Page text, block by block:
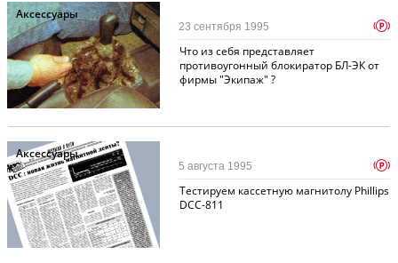
Аксессуары
Что из себя представляет
противоугонный блокиратор БЛ-ЭК от
фирмы "Экипаж" ?
23 сентября 1995 p
Аксессуары
Тестируем кассетную магнитолу Phillips
DCC-811
5 августа 1995 p